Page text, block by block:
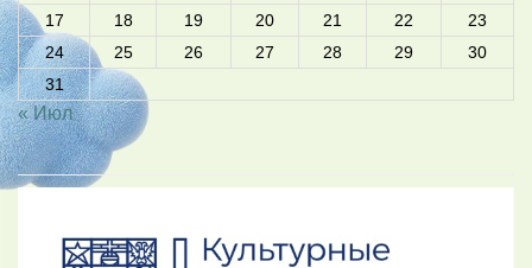
17
18 19 20 21 22
23
24
25 26 27 28 29
30
31
« Июл